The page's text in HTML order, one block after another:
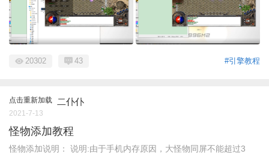
#引擎教程
20302 43
点击重新加载 二仆仆
2021-7-13
怪物添加教程
怪物添加说明： 说明:由于手机内存原因，大怪物同屏不能超过3